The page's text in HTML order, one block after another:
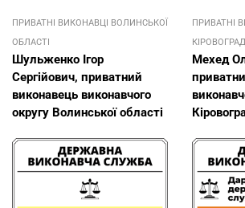
ПРИВАТНІ ВИКОНАВЦІ ВОЛИНСЬКОЇ
ОБЛАСТІ
Шульженко Ігор
Сергійович, приватний
виконавець виконавчого
округу Волинської області
ПРИВАТНІ
Мехед